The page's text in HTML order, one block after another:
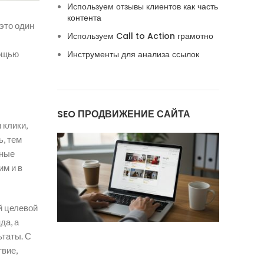
один
тем
и в
целевой
а
С
Используем отзывы клиентов как часть
контента
Используем Call to Action грамотно
Инструменты для анализа ссылок
SEO ПРОДВИЖЕНИЕ САЙТА